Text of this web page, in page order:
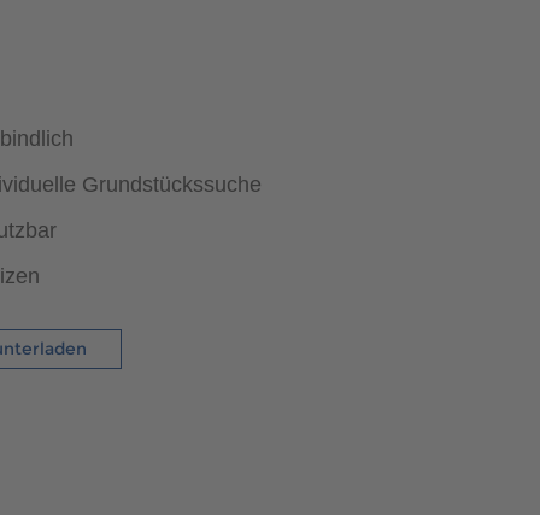
Grundstückssuche